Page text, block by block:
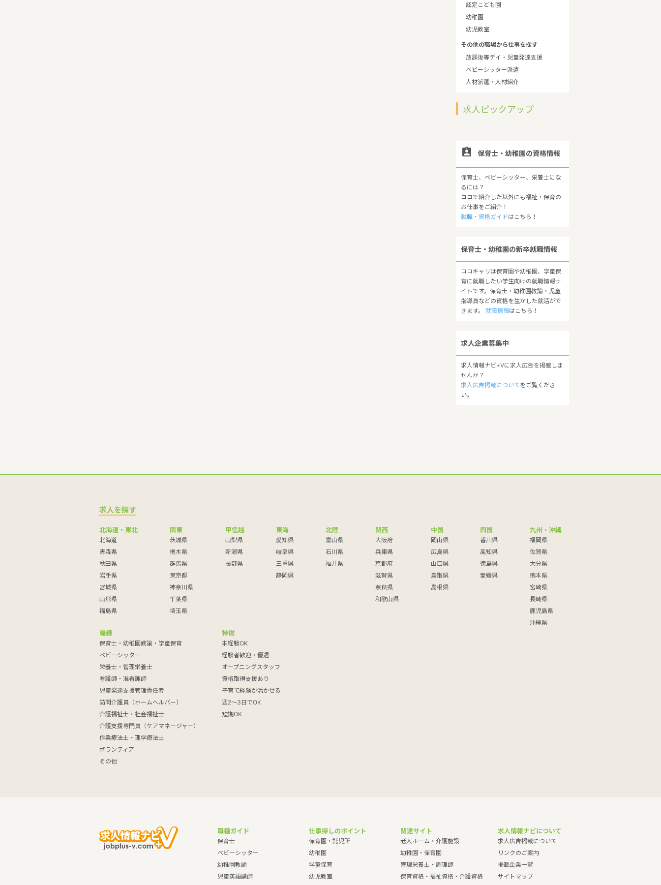
認定こども園
幼稚園
幼児教室
その他の職場から仕事を探す
放課後等デイ・児童発達支援
ベビーシッター派遣
人材派遣・人材紹介
求人ピックアップ
 保育士・幼稚園の資格情報
保育士、ベビーシッター、栄養士にな
るには？
ココで紹介した以外にも福祉・保育の
お仕事をご紹介！
就職・資格ガイドはこちら！
保育士・幼稚園の新卒就職情報
ココキャリは保育園や幼稚園、学童保
育に就職したい学生向けの就職情報サ
イトです。保育士・幼稚園教諭・児童
指導員などの資格を生かした就活がで
きます。 就職情報はこちら！
求人企業募集中
求人情報ナビ+Vに求人広告を掲載しま
せんか？
求人広告掲載についてをご覧くださ
い。
求人を探す
北海道・東北
北海道
青森県
秋田県
岩手県
宮城県
山形県
福島県
関東
茨城県
栃木県
群馬県
東京都
神奈川県
千葉県
埼玉県
甲信越
山梨県
新潟県
長野県
東海
愛知県
岐阜県
三重県
静岡県
北陸
富山県
石川県
福井県
関西
大阪府
兵庫県
京都府
滋賀県
奈良県
和歌山県
中国
岡山県
広島県
山口県
鳥取県
島根県
四国
香川県
高知県
徳島県
愛媛県
九州・沖縄
福岡県
佐賀県
大分県
熊本県
宮崎県
長崎県
鹿児島県
沖縄県
職種
保育士・幼稚園教諭・学童保育
ベビーシッター
栄養士・管理栄養士
看護師・准看護師
児童発達支援管理責任者
訪問介護員（ホームヘルパー）
介護福祉士・社会福祉士
介護支援専門員（ケアマネージャー）
作業療法士・理学療法士
ボランティア
その他
特徴
未経験OK
経験者歓迎・優遇
オープニングスタッフ
資格取得支援あり
子育て経験が活かせる
週2～3日でOK
短期OK
職種ガイド
保育士
ベビーシッター
幼稚園教諭
児童英語講師
仕事探しのポイント
保育園・託児所
幼稚園
学童保育
幼児教室
関連サイト
老人ホーム・介護施設
幼稚園・保育園
管理栄養士・調理師
保育資格・福祉資格・介護資格
求人情報ナビについて
求人広告掲載について
リンクのご案内
掲載企業一覧
サイトマップ